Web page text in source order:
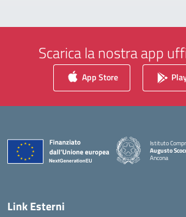
Scarica la nostra app
App Store
Istituto
Augusto
Ancona
Link Esterni